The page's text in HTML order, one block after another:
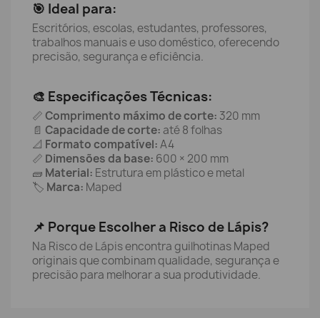
🎯 Ideal para:
Escritórios, escolas, estudantes, professores,
trabalhos manuais e uso doméstico, oferecendo
precisão, segurança e eficiência.
🎨 Especificações Técnicas:
📏Comprimento máximo de corte: 320 mm
📄 Capacidade de corte:até 8 folhas
📐 Formato compatível:A4
📏 Dimensões da base: 600 × 200 mm
🧱 Material: Estrutura em plástico e metal
🏷️ Marca: Maped
📌 Porque Escolher a Risco de Lápis?
Na Risco de Lápis encontra guilhotinas Maped
originais que combinam qualidade, segurança e
precisão para melhorar a sua produtividade.